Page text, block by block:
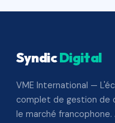
SyndicDigital
VME International —
complet de gestion de
le marché